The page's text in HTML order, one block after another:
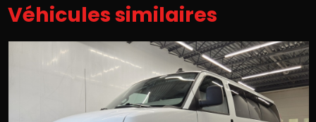
Véhicules similaires